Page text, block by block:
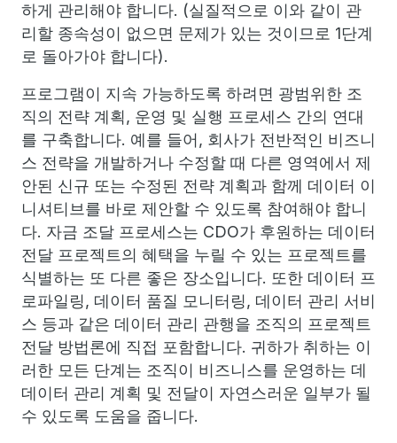
하게 관리해야 합니다. (실질적으로 이와 같이 관
리할 종속성이 없으면 문제가 있는 것이므로 1단계
로 돌아가야 합니다).
프로그램이 지속 가능하도록 하려면 광범위한 조
직의 전략 계획, 운영 및 실행 프로세스 간의 연대
를 구축합니다. 예를 들어, 회사가 전반적인 비즈니
스 전략을 개발하거나 수정할 때 다른 영역에서 제
안된 신규 또는 수정된 전략 계획과 함께 데이터 이
니셔티브를 바로 제안할 수 있도록 참여해야 합니
다. 자금 조달 프로세스는 CDO가 후원하는 데이터
전달 프로젝트의 혜택을 누릴 수 있는 프로젝트를
식별하는 또 다른 좋은 장소입니다. 또한 데이터 프
로파일링, 데이터 품질 모니터링, 데이터 관리 서비
스 등과 같은 데이터 관리 관행을 조직의 프로젝트
전달 방법론에 직접 포함합니다. 귀하가 취하는 이
러한 모든 단계는 조직이 비즈니스를 운영하는 데
데이터 관리 계획 및 전달이 자연스러운 일부가 될
수 있도록 도움을 줍니다.